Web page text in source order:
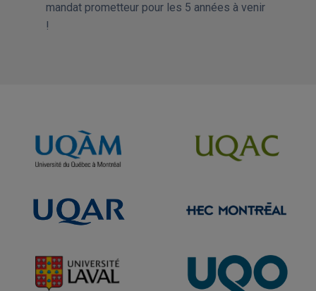
mandat prometteur pour les 5 années à venir
!